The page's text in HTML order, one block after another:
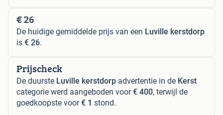
€ 26
De huidige gemiddelde prijs van een Luville kerstdorp
is € 26.
Prijscheck
De duurste Luville kerstdorp advertentie in de Kerst
categorie werd aangeboden voor€ 400, terwijl de
goedkoopste voor€ 1 stond.